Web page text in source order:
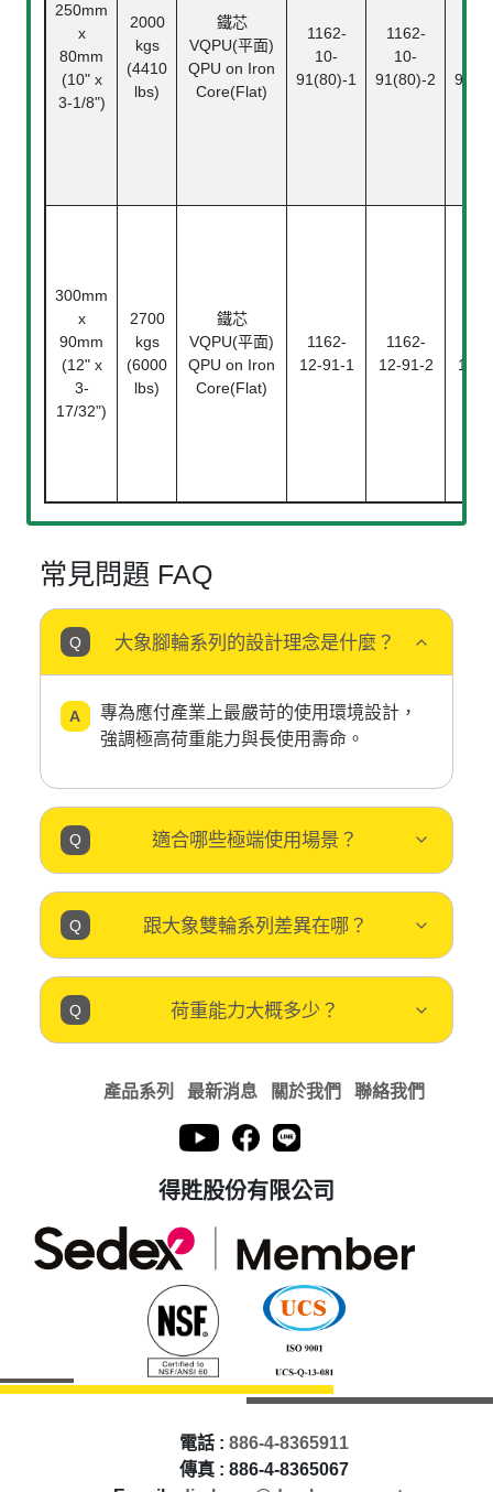
250mm
x
80mm
(10" x
3-1/8")
2000
kgs
(4410
lbs)
鐵芯
VQPU(平面)
QPU on Iron
Core(Flat)
1162-
10-
91(80)-1
1162-
10-
91(80)-2
300mm
x
90mm
(12" x
3-
17/32")
2700
kgs
(6000
lbs)
鐵芯
VQPU(平面)
QPU on Iron
Core(Flat)
1162-
12-91-1
1162-
12-91-2
12-
常見問題 FAQ
大象腳輪系列的設計理念是什麼？
專為應付產業上最嚴苛的使用環境設計，
強調極高荷重能力與長使用壽命。
適合哪些極端使用場景？
跟大象雙輪系列差異在哪？
荷重能力大概多少？
產品系列 最新消息 關於我們 聯絡我們
得貹股份有限公司
電話 : 886-4-8365911
傳真 : 886-4-8365067